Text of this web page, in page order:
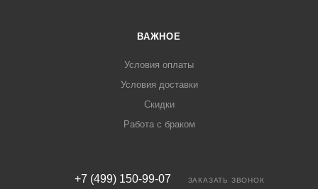
ВАЖНОЕ
Условия оплаты
Условия доставки
Скидки
Работа с браком
+7 (499) 150-99-07 ЗАКАЗАТЬ ЗВОНОК